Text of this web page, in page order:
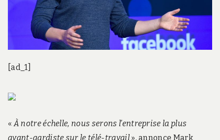
[ad_1]
« À notre échelle, nous serons l’entreprise la plus
avant-gardiste sur le télé-travail», annonce Mark